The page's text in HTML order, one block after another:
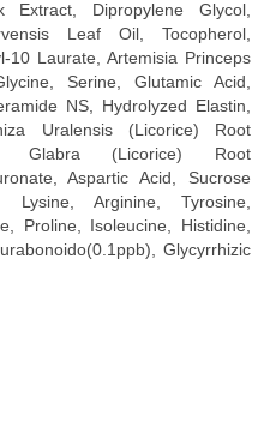
Extract, Dipropylene Glycol,
Leaf Oil, Tocopherol,
10 Laurate, Artemisia Princeps
Serine, Glutamic Acid,
NS, Hydrolyzed Elastin,
Uralensis (Licorice) Root
Glabra (Licorice) Root
Aspartic Acid, Sucrose
Lysine, Arginine, Tyrosine,
Proline, Isoleucine, Histidine,
Glycyrrhizic